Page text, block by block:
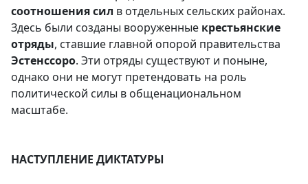
соотношения сил в отдельных сельских районах.
Здесь были созданы вооруженные крестьянские
отряды, ставшие главной опорой правительства
Эстенссоро. Эти отряды существуют и поныне,
однако они не могут претендовать на роль
политической силы в общенациональном
масштабе.
НАСТУПЛЕНИЕ ДИКТАТУРЫ